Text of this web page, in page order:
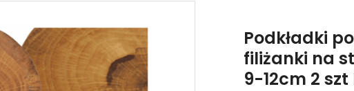
Podkładki
filiżanki na
9-12cm 2 szt